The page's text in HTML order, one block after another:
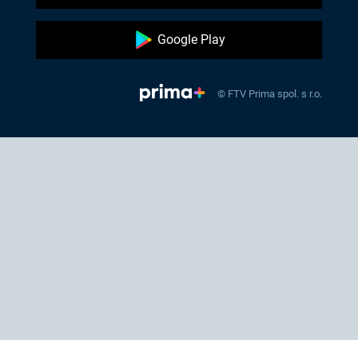
Google Play
© FTV Prima spol. s r.o.